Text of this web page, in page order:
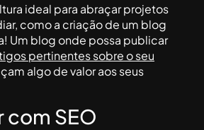
ideal para abraçar projetos
como a criação de um blog
Um blog onde possa publicar
pertinentes sobre o seu
algo de valor aos seus
com SEO